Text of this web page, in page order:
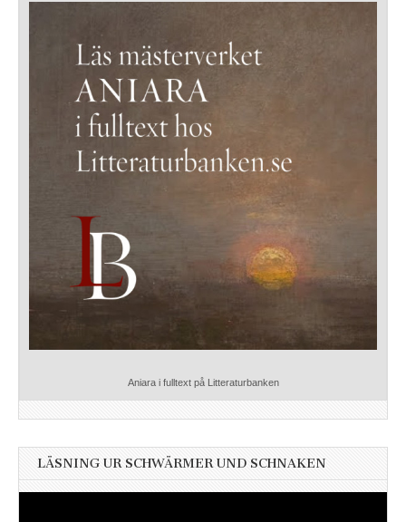
Aniara i fulltext på Litteraturbanken
LÄSNING UR SCHWÄRMER UND SCHNAKEN